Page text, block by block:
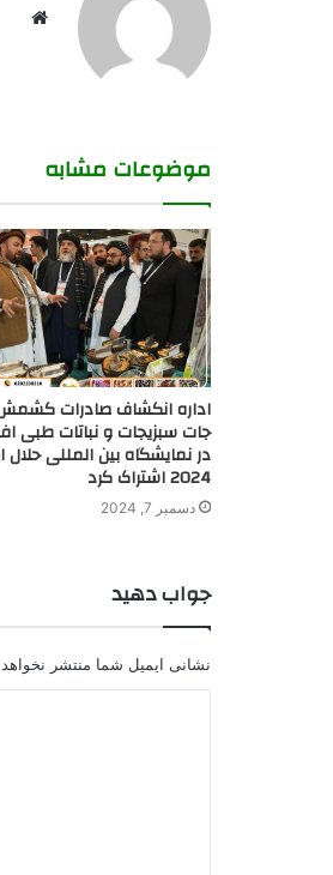
موضوعات مشابه
اداره انکشاف صادرات
جات سبزیجات و نباتات طبی
در نمایشگاه بین المللی حلال
2024 اشتراک کرد
دسمبر 7, 2024
جواب دهید
نشانی ایمیل شما منتشر